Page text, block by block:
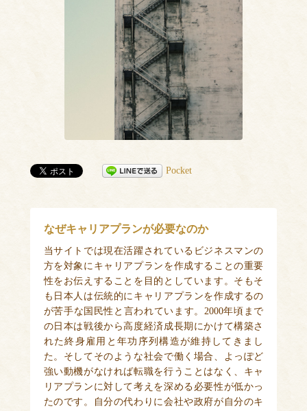
Pocket
なぜキャリアプランが必要なのか
当サイトでは現在活躍されているビジネスマンの
方を対象にキャリアプランを作成することの重要
性をお伝えすることを目的としています。そもそ
も日本人は伝統的にキャリアプランを作成するの
が苦手な国民性と言われています。2000年頃まで
の日本は戦後から高度経済成長期にかけて構築さ
れた終身雇用と年功序列構造が維持してきまし
た。そしてそのような社会で働く場合、よっぽど
強い動機がなければ転職を行うことはなく、キャ
リアプランに対して考えを深める必要性が低かっ
たのです。自分の代わりに会社や政府が自分のキ